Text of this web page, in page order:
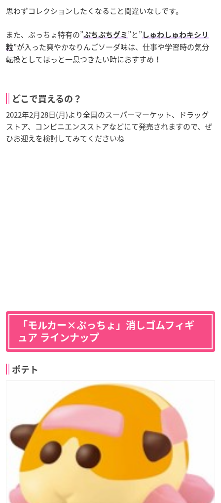
思わずコレクションしたくなること間違いなしです。
また、ぷっちょ特有の”ぷちぷちグミ ”と” しゅわしゅわキシリ
粒”が入った爽やかなりんごソーダ味は、仕事や学習時の気分
転換としてほっと一息つきたい時におすすめ！
どこで買えるの？
2022年2月28日(月)より全国のスーパーマーケット、ドラッグ
ストア、コンビニエンスストアなどにて発売されますので、ぜ
ひお迎えを検討してみてくださいね
「モルカー×ぷっちょ」消しゴムフィギ
ュア ラインナップ
ポテト